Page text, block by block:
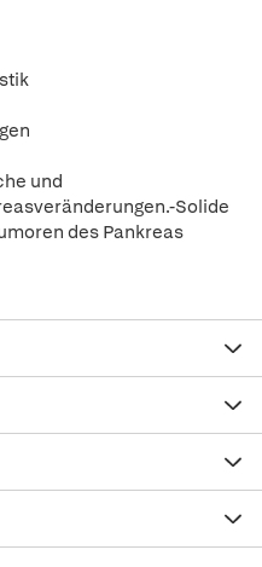
und
Solide
des Pankreas